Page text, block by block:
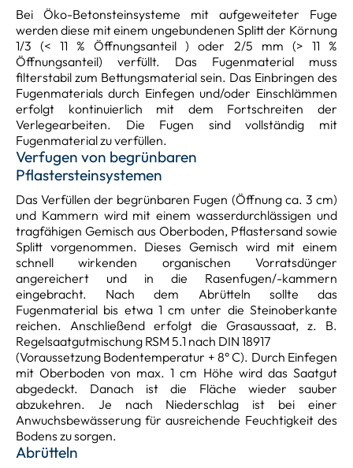
Bei Öko-Betonsteinsysteme mit aufgeweiteter Fuge
werden diese mit einem ungebundenen Splitt der Körnung
1/3 (< 11 % Öffnungsanteil ) oder 2/5 mm (> 11 %
Öffnungsanteil) verfüllt. Das Fugenmaterial muss
filterstabil zum Bettungsmaterial sein. Das Einbringen des
Fugenmaterials durch Einfegen und/oder Einschlämmen
erfolgt kontinuierlich mit dem Fortschreiten der
Verlegearbeiten. Die Fugen sind vollständig mit
Fugenmaterial zu verfüllen.
Verfugen von begrünbaren
Pflastersteinsystemen
Das Verfüllen der begrünbaren Fugen (Öffnung ca. 3 cm)
und Kammern wird mit einem wasserdurchlässigen und
tragfähigen Gemisch aus Oberboden, Pflastersand sowie
Splitt vorgenommen. Dieses Gemisch wird mit einem
schnell wirkenden organischen Vorratsdünger
angereichert und in die Rasenfugen/-kammern
eingebracht. Nach dem Abrütteln sollte das
Fugenmaterial bis etwa 1 cm unter die Steinoberkante
reichen. Anschließend erfolgt die Grasaussaat, z. B.
Regelsaatgutmischung RSM 5.1 nach DIN 18917
(Voraussetzung Bodentemperatur + 8° C). Durch Einfegen
mit Oberboden von max. 1 cm Höhe wird das Saatgut
abgedeckt. Danach ist die Fläche wieder sauber
abzukehren. Je nach Niederschlag ist bei einer
Anwuchsbewässerung für ausreichende Feuchtigkeit des
Bodens zu sorgen.
Abrütteln